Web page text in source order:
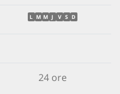
L M M J V S D
24 ore